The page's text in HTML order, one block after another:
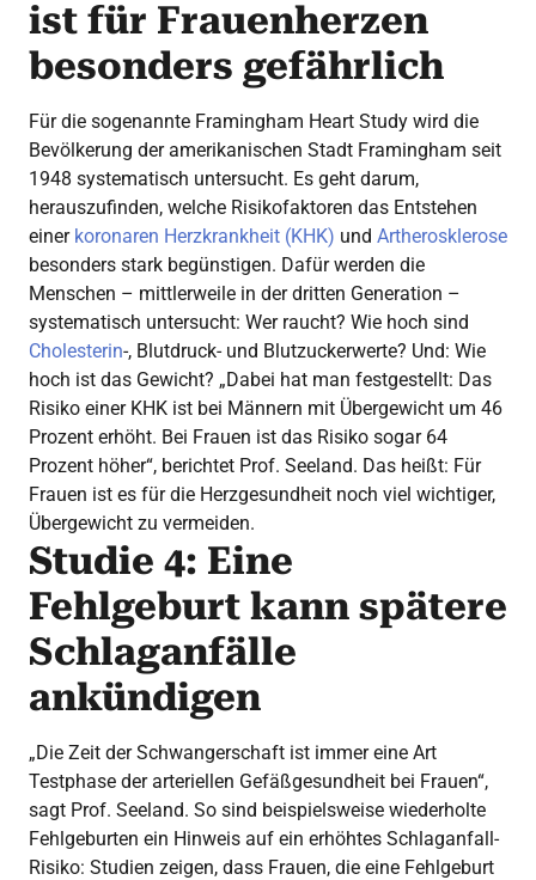
ist für Frauenherzen
besonders gefährlich
Für die sogenannte Framingham Heart Study wird die
Bevölkerung der amerikanischen Stadt Framingham seit
1948 systematisch untersucht. Es geht darum,
herauszufinden, welche Risikofaktoren das Entstehen
einer koronaren Herzkrankheit (KHK) und Artherosklerose
besonders stark begünstigen. Dafür werden die
Menschen – mittlerweile in der dritten Generation –
systematisch untersucht: Wer raucht? Wie hoch sind
Cholesterin-, Blutdruck- und Blutzuckerwerte? Und: Wie
hoch ist das Gewicht? „Dabei hat man festgestellt: Das
Risiko einer KHK ist bei Männern mit Übergewicht um 46
Prozent erhöht. Bei Frauen ist das Risiko sogar 64
Prozent höher“, berichtet Prof. Seeland. Das heißt: Für
Frauen ist es für die Herzgesundheit noch viel wichtiger,
Übergewicht zu vermeiden.
Studie 4: Eine
Fehlgeburt kann spätere
Schlaganfälle
ankündigen
„Die Zeit der Schwangerschaft ist immer eine Art
Testphase der arteriellen Gefäßgesundheit bei Frauen“,
sagt Prof. Seeland. So sind beispielsweise wiederholte
Fehlgeburten ein Hinweis auf ein erhöhtes Schlaganfall-
Risiko: Studien zeigen, dass Frauen, die eine Fehlgeburt